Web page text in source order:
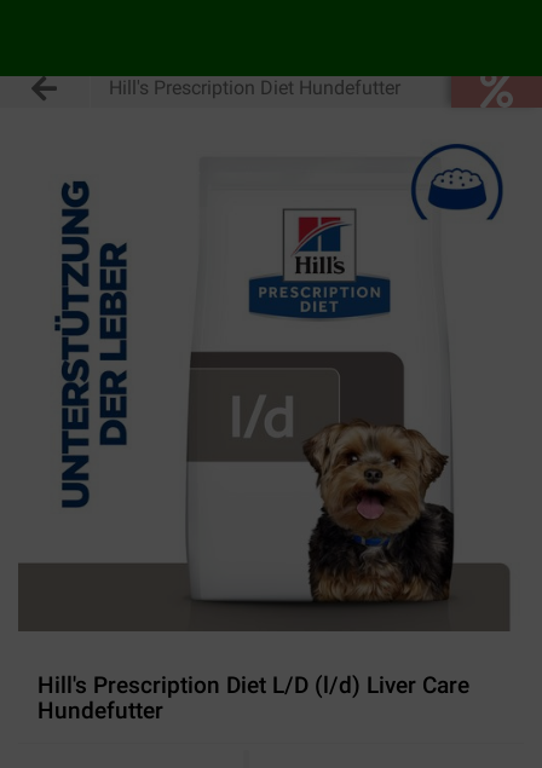
Hill's Prescription Diet Hundefutter
Hill's Prescription Diet L/D (l/d) Liver Care
Hundefutter